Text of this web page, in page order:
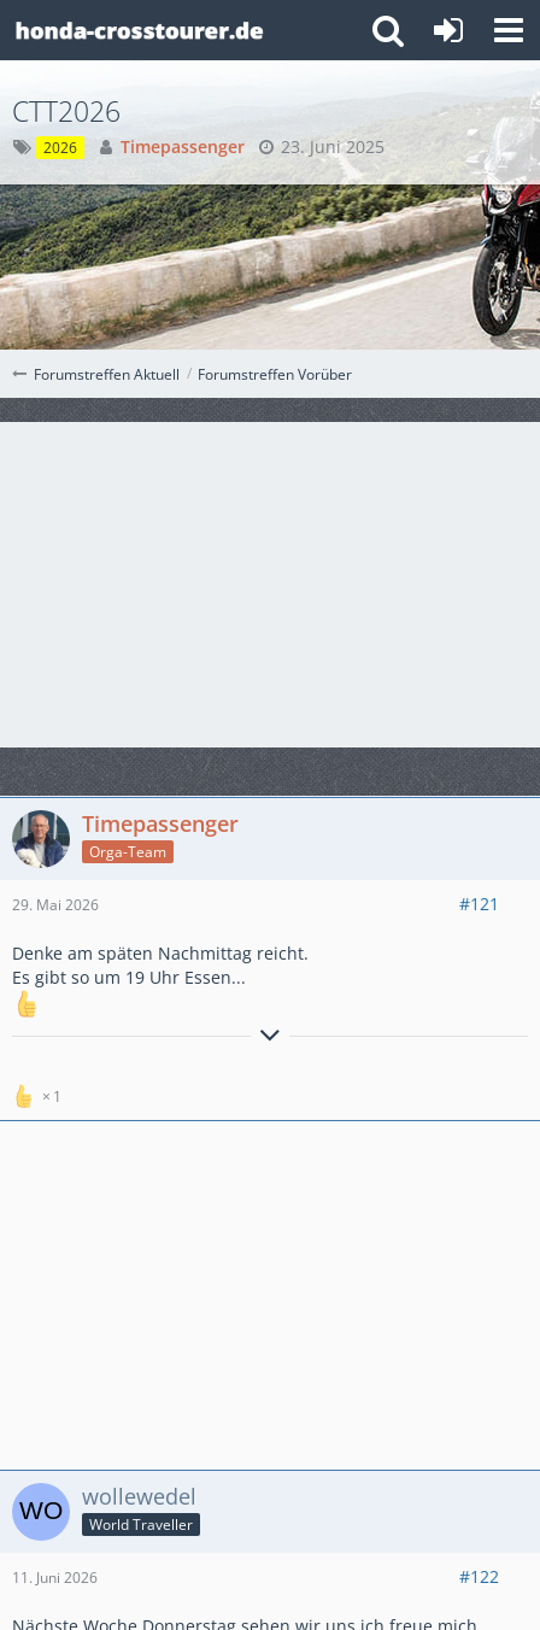
Forumstreffen Aktuell Forumstreffen Vorüber
CTT2026
2026 Timepassenger 23. Juni 2025
Timepassenger
Orga-Team
29. Mai 2026 #121
Denke am späten Nachmittag reicht.
Es gibt so um 19 Uhr Essen...
Timepassenger...
1
wollewedel
World Traveller
11. Juni 2026 #122